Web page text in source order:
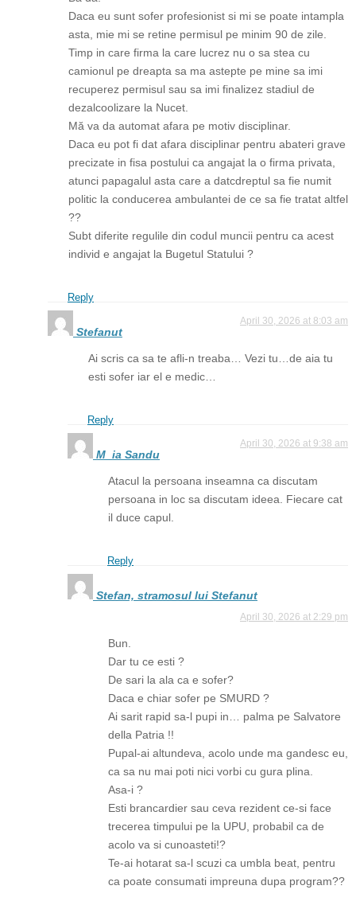
Daca eu sunt sofer profesionist si mi se poate intampla
asta, mie mi se retine permisul pe minim 90 de zile.
Timp in care firma la care lucrez nu o sa stea cu
camionul pe dreapta sa ma astepte pe mine sa imi
recuperez permisul sau sa imi finalizez stadiul de
dezalcoolizare la Nucet.
Mă va da automat afara pe motiv disciplinar.
Daca eu pot fi dat afara disciplinar pentru abateri grave
precizate in fisa postului ca angajat la o firma privata,
atunci papagalul asta care a datcdreptul sa fie numit
politic la conducerea ambulantei de ce sa fie tratat altfel
??
Subt diferite regulile din codul muncii pentru ca acest
individ e angajat la Bugetul Statului ?
Reply
Stefanut
April 30, 2026 at 8:03 am
Ai scris ca sa te afli-n treaba… Vezi tu…de aia tu
esti sofer iar el e medic…
Reply
M_ia Sandu
April 30, 2026 at 9:38 am
Atacul la persoana inseamna ca discutam
persoana in loc sa discutam ideea. Fiecare cat
il duce capul.
Reply
Stefan, stramosul lui Stefanut
April 30, 2026 at 2:29 pm
Bun.
Dar tu ce esti ?
De sari la ala ca e sofer?
Daca e chiar sofer pe SMURD ?
Ai sarit rapid sa-l pupi in… palma pe Salvatore
della Patria !!
Pupal-ai altundeva, acolo unde ma gandesc eu,
ca sa nu mai poti nici vorbi cu gura plina.
Asa-i ?
Esti brancardier sau ceva rezident ce-si face
trecerea timpului pe la UPU, probabil ca de
acolo va si cunoasteti!?
Te-ai hotarat sa-l scuzi ca umbla beat, pentru
ca poate consumati impreuna dupa program??